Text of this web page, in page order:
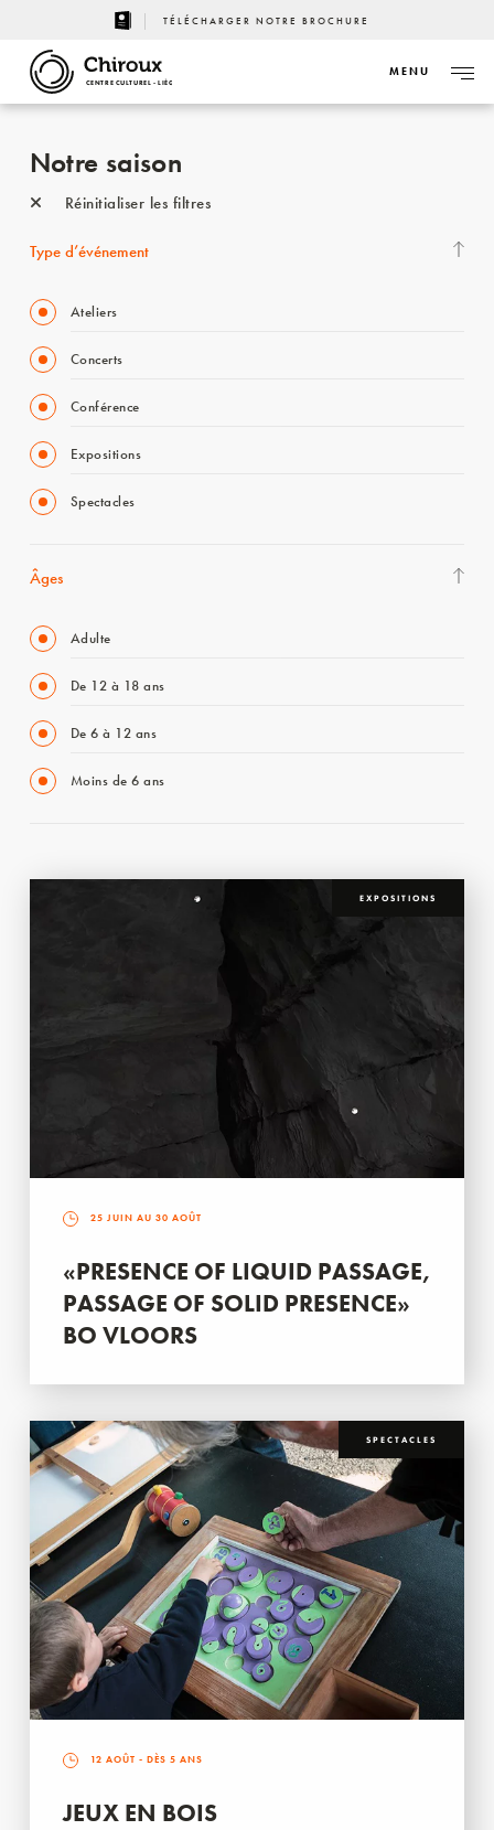
TÉLÉCHARGER NOTRE BROCHURE
CENTRE CULTUREL - LIÈGE
MENU
Notre saison
Réinitialiser les filtres
Type d’événement
Ateliers
Concerts
Conférence
Expositions
Spectacles
Âges
Adulte
De 12 à 18 ans
De 6 à 12 ans
Moins de 6 ans
EXPOSITIONS
25 JUIN AU 30 AOÛT
«PRESENCE OF LIQUID PASSAGE,
PASSAGE OF SOLID PRESENCE»
BO VLOORS
SPECTACLES
12 AOÛT - DÈS 5 ANS
JEUX EN BOIS